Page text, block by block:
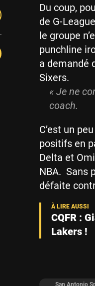
Du coup,
de G-
le groupe
punchline
a demandé
Sixers.
« Je ne
coach.
C’est un
positifs en
Delta et
NBA. Sans
défaite
CQFR :
Lakers !
San Antonio